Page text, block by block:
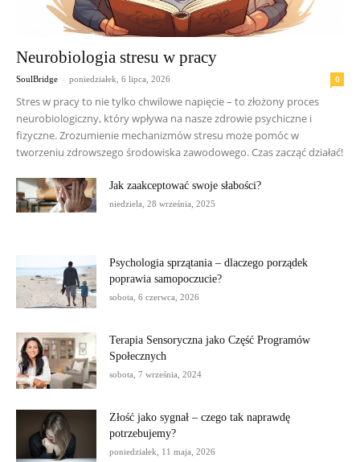
Neurobiologia stresu w pracy
SoulBridge - poniedziałek, 6 lipca, 2026 0
Stres w pracy to nie tylko chwilowe napięcie – to złożony proces
neurobiologiczny, który wpływa na nasze zdrowie psychiczne i
fizyczne. Zrozumienie mechanizmów stresu może pomóc w
tworzeniu zdrowszego środowiska zawodowego. Czas zacząć działać!
Jak zaakceptować swoje słabości?
niedziela, 28 września, 2025
Psychologia sprzątania – dlaczego porządek
poprawia samopoczucie?
sobota, 6 czerwca, 2026
Terapia Sensoryczna jako Część Programów
Społecznych
sobota, 7 września, 2024
Złość jako sygnał – czego tak naprawdę
potrzebujemy?
poniedziałek, 11 maja, 2026